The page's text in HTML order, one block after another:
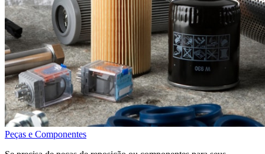
Peças e Componentes